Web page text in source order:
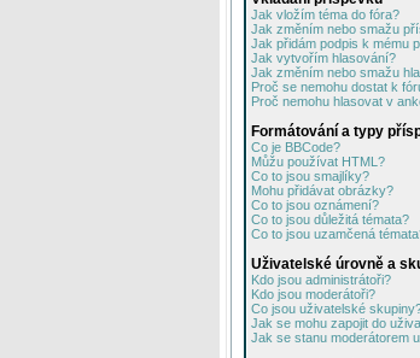
Jak vložím téma do fóra?
Jak změním nebo smažu
Jak přidám podpis k mému
Jak vytvořím hlasování?
Jak změním nebo smažu
Proč se nemohu dostat k
Proč nemohu hlasovat v
Formátování a typy
Co je BBCode?
Můžu používat HTML?
Co to jsou smajlíky?
Mohu přidávat obrázky?
Co to jsou oznámení?
Co to jsou důležitá témata?
Co to jsou uzamčená
Uživatelské úrovně a
Kdo jsou administrátoři?
Kdo jsou moderátoři?
Co jsou uživatelské
Jak se mohu zapojit do
Jak se stanu moderátorem